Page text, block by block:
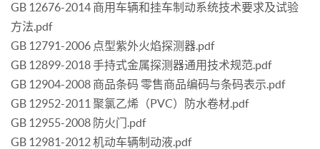
GB 12676-2014 商用车辆和挂车制动系统技术要求及试验
方法.pdf
GB 12791-2006 点型紫外火焰探测器.pdf
GB 12899-2018 手持式金属探测器通用技术规范.pdf
GB 12904-2008 商品条码 零售商品编码与条码表示.pdf
GB 12952-2011 聚氯乙烯（PVC）防水卷材.pdf
GB 12955-2008 防火门.pdf
GB 12981-2012 机动车辆制动液.pdf